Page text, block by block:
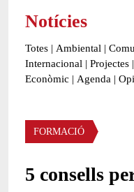
Notícies
Totes | Ambiental |
Internacional | Projectes |
Econòmic | Agenda |
Àmbit de la notícia
FORMACIÓ
5 consells